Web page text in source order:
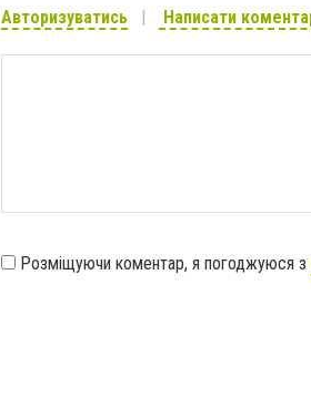
Авторизуватись Написати
Розміщуючи коментар, я погоджуюся з